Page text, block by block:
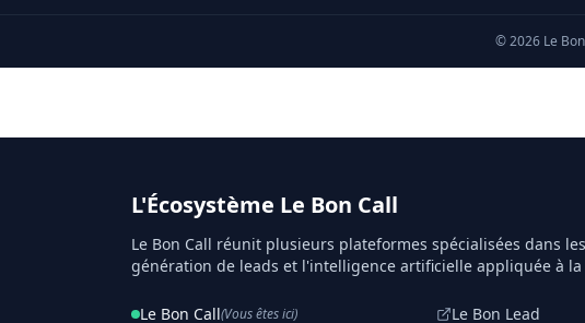
©2026 Le
L'Écosystème Le Bon Call
Le Bon Call réunit plusieurs plateformes spécialisées dans
génération de leads et l'intelligence artificielle appliquée à
Le Bon Call(Vous êtes ici) Le Bon Lead